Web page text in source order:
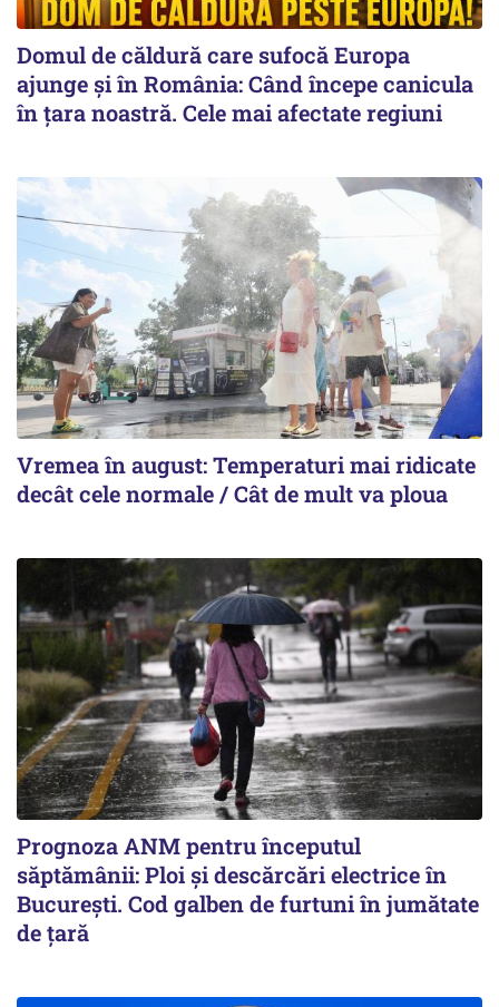
Domul de căldură care sufocă Europa
ajunge și în România: Când începe canicula
în țara noastră. Cele mai afectate regiuni
Vremea în august: Temperaturi mai ridicate
decât cele normale / Cât de mult va ploua
Prognoza ANM pentru începutul
săptămânii: Ploi și descărcări electrice în
București. Cod galben de furtuni în jumătate
de țară